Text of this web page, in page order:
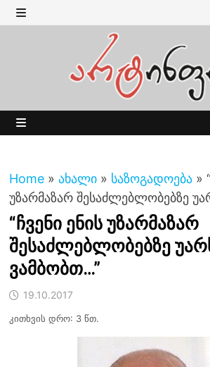
Skip
to MENU
Home » ახალი » საზოგადოება »
უზარმაზარ შესაძლებლობებზე
“ჩვენი ენის უზარმაზარ
შესაძლებლობებზე
ვამბობთ…”
19.10.2017
კითხვის დრო: 3 წთ.